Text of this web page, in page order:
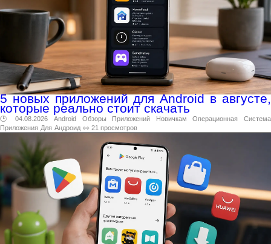
5 новых приложений для Android в августе,
которые реально стоит скачать
🕑 04.08.2026 Android Обзоры Приложений Новичкам Операционная
Система
Приложения Для Андроид 👀 21 просмотров